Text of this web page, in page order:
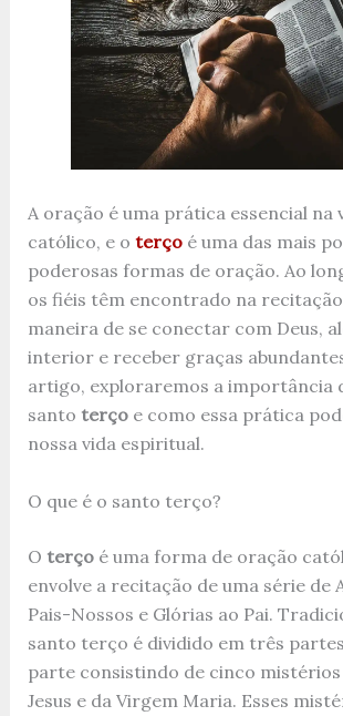
A oração é uma prática essencial na
católico, e o terço é uma das mais
poderosas formas de oração. Ao
os fiéis têm encontrado na
maneira de se conectar com Deus,
interior e receber graças
artigo, exploraremos a importância
santo terço e como essa prática
nossa vida espiritual.
O que é o santo terço?
O terço é uma forma de oração
envolve a recitação de uma série de
Pais-Nossos e Glórias ao Pai.
santo terço é dividido em três
parte consistindo de cinco mistérios
Jesus e da Virgem Maria. Esses